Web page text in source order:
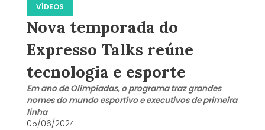
VÍDEOS
Nova temporada do
Expresso Talks reúne
tecnologia e esporte
Em ano de Olimpíadas, o programa traz grandes
nomes do mundo esportivo e executivos de primeira
linha
05/06/2024